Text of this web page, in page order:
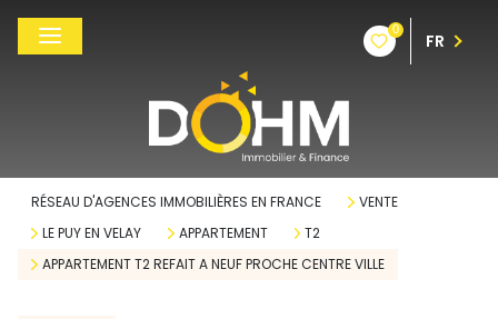
0
FR
RÉSEAU D'AGENCES IMMOBILIÈRES EN FRANCE
VENTE
LE PUY EN VELAY
APPARTEMENT
T2
APPARTEMENT T2 REFAIT A NEUF PROCHE CENTRE VILLE